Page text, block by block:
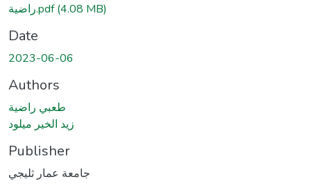
راضية.pdf(4.08 MB)
Date
2023-06-06
Authors
طعبي راضية
زيد الخير ميلود
Publisher
جامعة عمار ثليجي